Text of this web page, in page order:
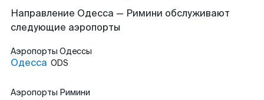
Направление Одесса — Римини обслуживают
следующие аэропорты
Аэропорты Одессы
Одесса ODS
Аэропорты Римини